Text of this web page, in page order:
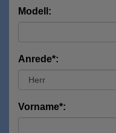
Modell:
Anrede*:
Vorname*: